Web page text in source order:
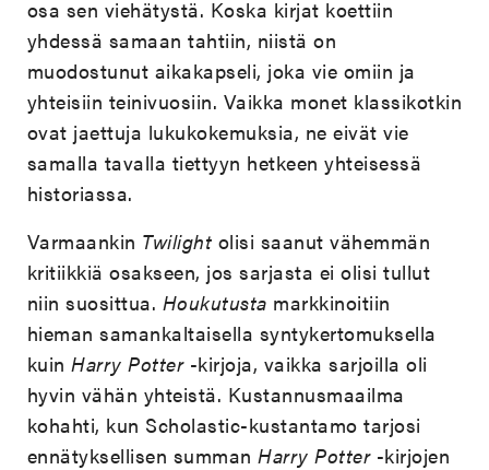
osa sen viehätystä. Koska kirjat koettiin
yhdessä samaan tahtiin, niistä on
muodostunut aikakapseli, joka vie omiin ja
yhteisiin teinivuosiin. Vaikka monet klassikotkin
ovat jaettuja lukukokemuksia, ne eivät vie
samalla tavalla tiettyyn hetkeen yhteisessä
historiassa.
Varmaankin Twilight olisi saanut vähemmän
kritiikkiä osakseen, jos sarjasta ei olisi tullut
niin suosittua. Houkutusta markkinoitiin
hieman samankaltaisella syntykertomuksella
kuinHarry Potter-kirjoja, vaikka sarjoilla oli
hyvin vähän yhteistä. Kustannusmaailma
kohahti, kun Scholastic-kustantamo tarjosi
ennätyksellisen summanHarry Potter-kirjojen